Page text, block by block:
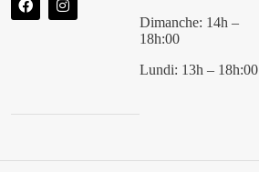
Dimanche: 14h –
18h:00
Lundi: 13h – 18h:00